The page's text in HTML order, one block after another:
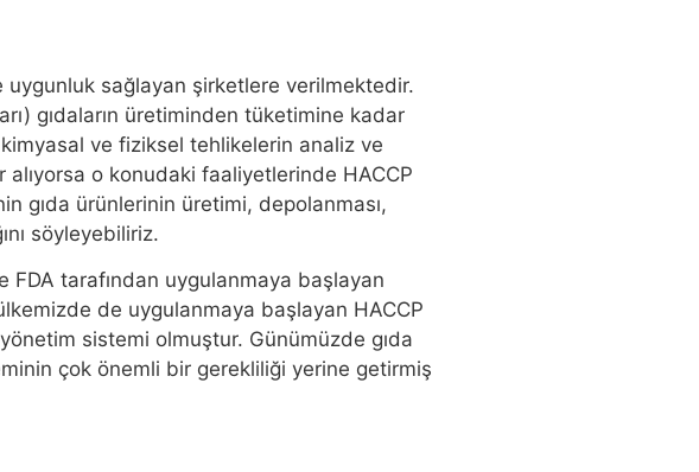
uygunluk sağlayan şirketlere verilmektedir.
gıdaların üretiminden tüketimine kadar
ve fiziksel tehlikelerin analiz ve
o konudaki faaliyetlerinde HACCP
gıda ürünlerinin üretimi, depolanması,
söyleyebiliriz.
FDA tarafından uygulanmaya başlayan
de uygulanmaya başlayan HACCP
sistemi olmuştur. Günümüzde gıda
çok önemli bir gerekliliği yerine getirmiş